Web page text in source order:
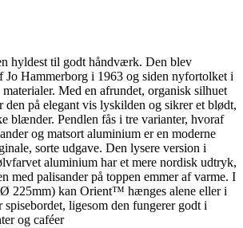
hyldest til godt håndværk. Den blev
Jo Hammerborg i 1963 og siden nyfortolket i
materialer. Med en afrundet, organisk silhuet
den på elegant vis lyskilden og sikrer et blødt,
blænder. Pendlen fås i tre varianter, hvoraf
og matsort aluminium er en moderne
sorte udgave. Den lysere version i
aluminium har et mere nordisk udtryk,
med palisander på toppen emmer af varme. I
225mm) kan Orient™ hænges alene eller i
ligesom den fungerer godt i
og caféer